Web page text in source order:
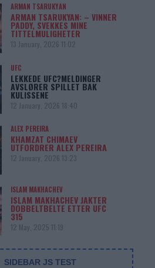
ARMAN TSARUKYAN
ARMAN TSARUKYAN: – VINNER
PADDY, SVEKKES MINE
TITTELMULIGHETER
13 January, 2026 11:02
UFC
LEKKEDE UFC?MELDINGER
AVSLØRER SPILLET BAK
KULISSENE
12 January, 2026 18:40
ALEX PEREIRA
KHAMZAT CHIMAEV
UTFORDRER ALEX PEREIRA
12 January, 2026 13:23
ISLAM MAKHACHEV
ISLAM MAKHACHEV JAKTER
DOBBELTBELTE ETTER UFC
315
12 May, 2025 11:19
SIDEBAR JS TEST